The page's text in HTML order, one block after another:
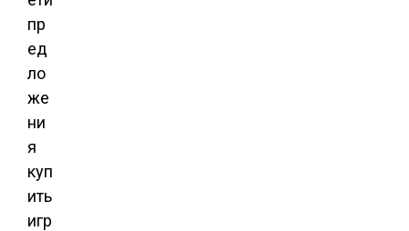
пр
ед
ло
же
ни
я
куп
ить
игр